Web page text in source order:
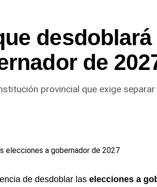
vial es una tarea de todos y que
entre el Municipio , el área de
más segura.
desdoblará
de
provincial que exige
de desdoblar las elecciones a